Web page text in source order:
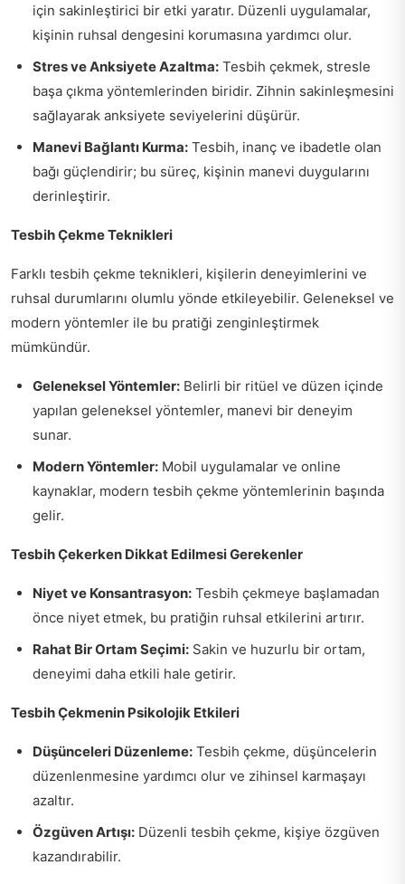
için sakinleştirici bir etki yaratır. Düzenli uygulamalar,
kişinin ruhsal dengesini korumasına yardımcı olur.
Stres ve Anksiyete Azaltma: Tesbih çekmek, stresle
başa çıkma yöntemlerinden biridir. Zihnin sakinleşmesini
sağlayarak anksiyete seviyelerini düşürür.
Manevi Bağlantı Kurma: Tesbih, inanç ve ibadetle olan
bağı güçlendirir; bu süreç, kişinin manevi duygularını
derinleştirir.
Tesbih Çekme Teknikleri
Farklı tesbih çekme teknikleri, kişilerin deneyimlerini ve
ruhsal durumlarını olumlu yönde etkileyebilir. Geleneksel ve
modern yöntemler ile bu pratiği zenginleştirmek
mümkündür.
Geleneksel Yöntemler: Belirli bir ritüel ve düzen içinde
yapılan geleneksel yöntemler, manevi bir deneyim
sunar.
Modern Yöntemler: Mobil uygulamalar ve online
kaynaklar, modern tesbih çekme yöntemlerinin başında
gelir.
Tesbih Çekerken Dikkat Edilmesi Gerekenler
Niyet ve Konsantrasyon: Tesbih çekmeye başlamadan
önce niyet etmek, bu pratiğin ruhsal etkilerini artırır.
Rahat Bir Ortam Seçimi: Sakin ve huzurlu bir ortam,
deneyimi daha etkili hale getirir.
Tesbih Çekmenin Psikolojik Etkileri
Düşünceleri Düzenleme: Tesbih çekme, düşüncelerin
düzenlenmesine yardımcı olur ve zihinsel karmaşayı
azaltır.
Özgüven Artışı: Düzenli tesbih çekme, kişiye özgüven
kazandırabilir.